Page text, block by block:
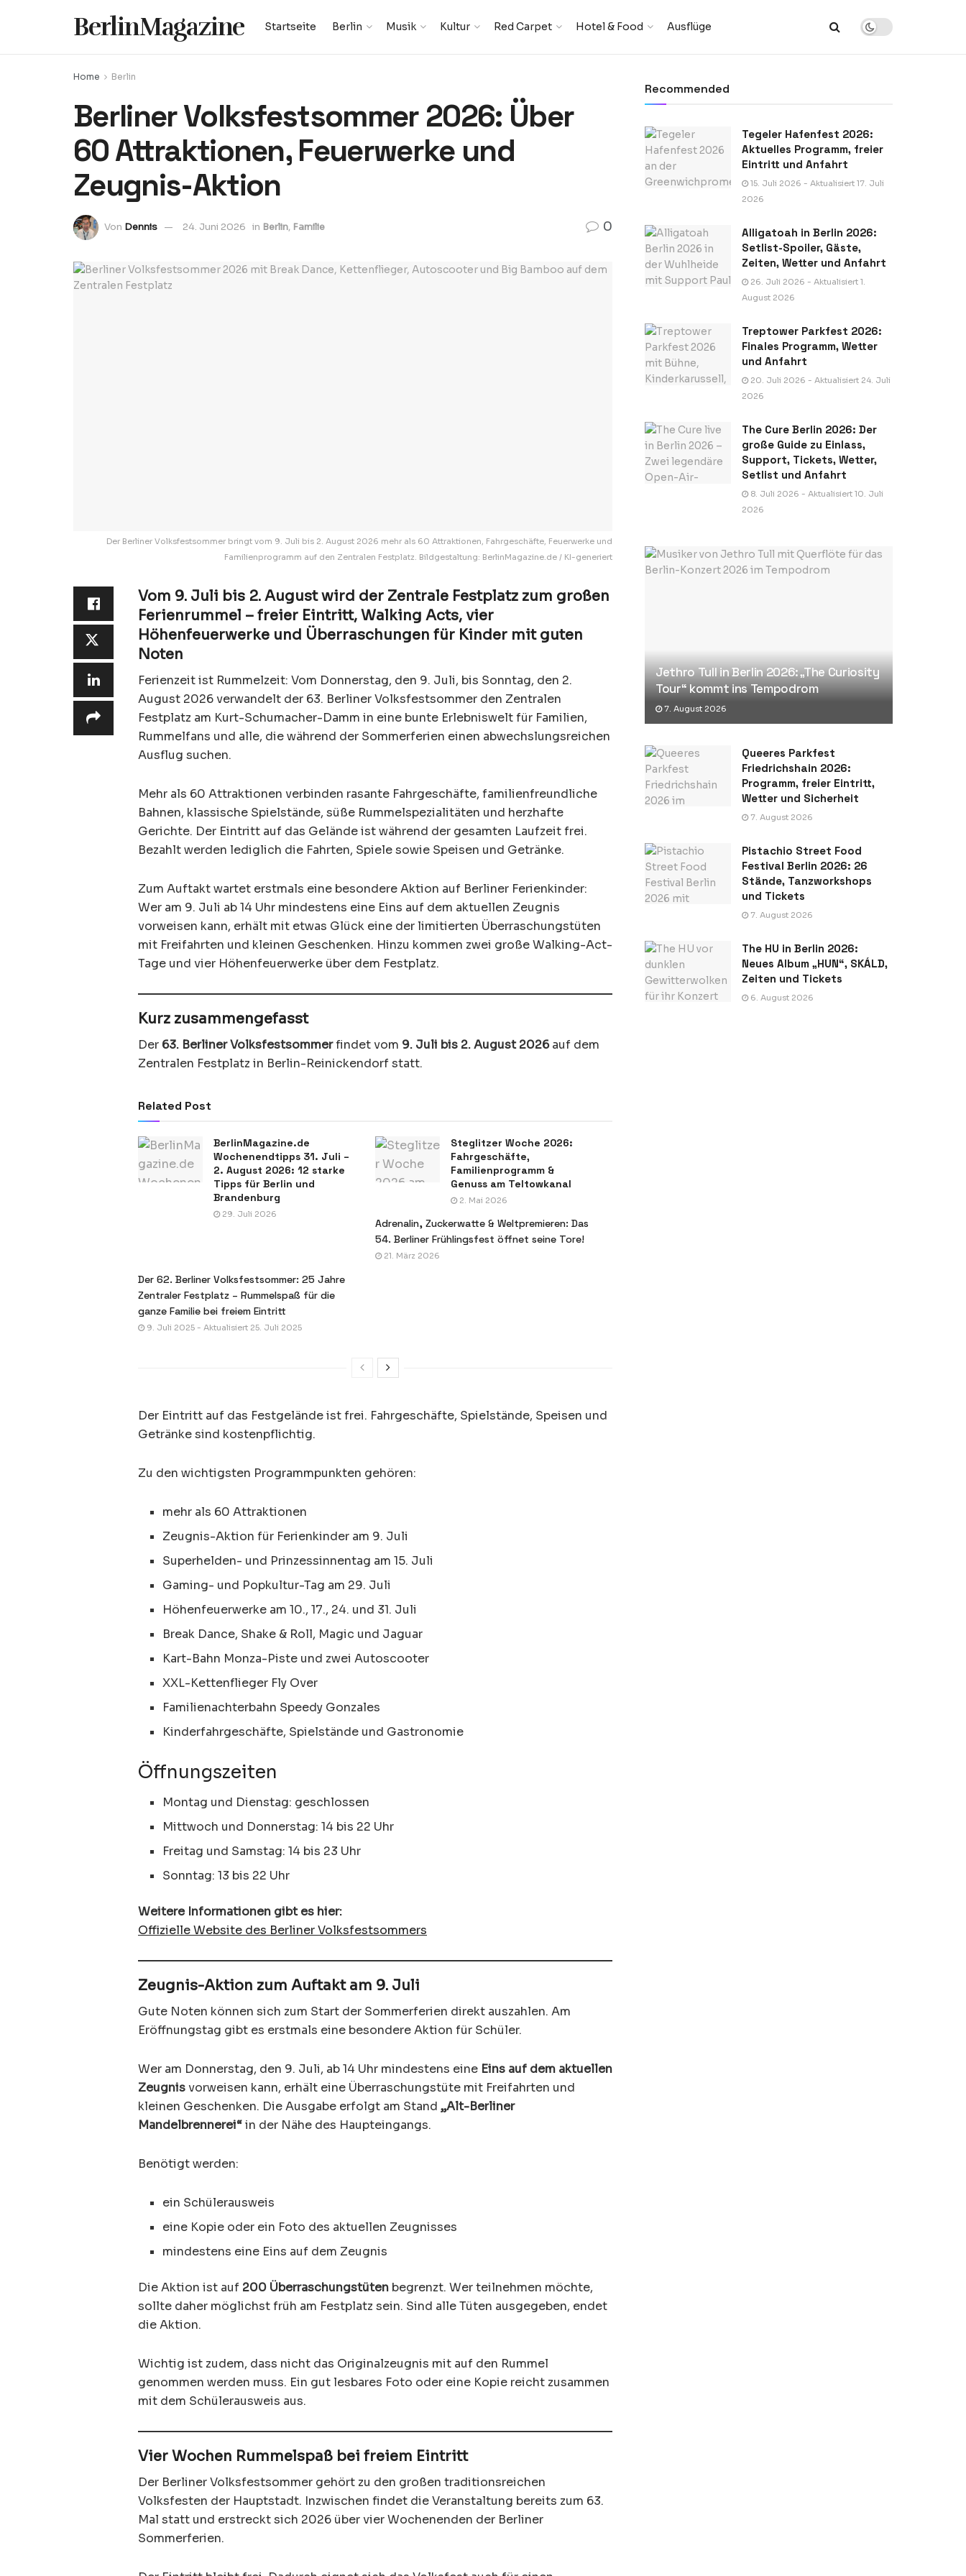
BerlinMagazine Startseite Berlin Musik Kultur Red Carpet Hotel & Food Ausflüge
Home Berlin
Berliner Volksfestsommer 2026: Über
60 Attraktionen, Feuerwerke und
Zeugnis-Aktion
Von Dennis 24. Juni 2026 in Berlin, Familie 0
Der Berliner Volksfestsommer bringt vom 9. Juli bis 2. August 2026 mehr als 60 Attraktionen, Fahrgeschäfte, Feuerwerke und
Familienprogramm auf den Zentralen Festplatz. Bildgestaltung: BerlinMagazine.de / KI-generiert
Vom 9. Juli bis 2. August wird der Zentrale Festplatz zum großen
Ferienrummel – freier Eintritt, Walking Acts, vier
Höhenfeuerwerke und Überraschungen für Kinder mit guten
Noten
Ferienzeit ist Rummelzeit: Vom Donnerstag, den 9. Juli, bis Sonntag, den 2.
August 2026 verwandelt der 63. Berliner Volksfestsommer den Zentralen
Festplatz am Kurt-Schumacher-Damm in eine bunte Erlebniswelt für Familien,
Rummelfans und alle, die während der Sommerferien einen abwechslungsreichen
Ausflug suchen.
Mehr als 60 Attraktionen verbinden rasante Fahrgeschäfte, familienfreundliche
Bahnen, klassische Spielstände, süße Rummelspezialitäten und herzhafte
Gerichte. Der Eintritt auf das Gelände ist während der gesamten Laufzeit frei.
Bezahlt werden lediglich die Fahrten, Spiele sowie Speisen und Getränke.
Zum Auftakt wartet erstmals eine besondere Aktion auf Berliner Ferienkinder:
Wer am 9. Juli ab 14 Uhr mindestens eine Eins auf dem aktuellen Zeugnis
vorweisen kann, erhält mit etwas Glück eine der limitierten Überraschungstüten
mit Freifahrten und kleinen Geschenken. Hinzu kommen zwei große Walking-Act-
Tage und vier Höhenfeuerwerke über dem Festplatz.
Kurz zusammengefasst
Der 63. Berliner Volksfestsommerfindet vom 9. Juli bis 2. August 2026auf dem
Zentralen Festplatz in Berlin-Reinickendorf statt.
Related Post
BerlinMagazine.de
Wochenendtipps 31. Juli –
2. August 2026: 12 starke
Tipps für Berlin und
Brandenburg
29. Juli 2026
Steglitzer Woche 2026:
Fahrgeschäfte,
Familienprogramm &
Genuss am Teltowkanal
2. Mai 2026
Adrenalin, Zuckerwatte & Weltpremieren: Das
54. Berliner Frühlingsfest öffnet seine Tore!
21. März 2026
Der 62. Berliner Volksfestsommer: 25 Jahre
Zentraler Festplatz – Rummelspaß für die
ganze Familie bei freiem Eintritt
9. Juli 2025 - Aktualisiert 25. Juli 2025
Der Eintritt auf das Festgelände ist frei. Fahrgeschäfte, Spielstände, Speisen und
Getränke sind kostenpflichtig.
Zu den wichtigsten Programmpunkten gehören:
mehr als 60 Attraktionen
Zeugnis-Aktion für Ferienkinder am 9. Juli
Superhelden- und Prinzessinnentag am 15. Juli
Gaming- und Popkultur-Tag am 29. Juli
Höhenfeuerwerke am 10., 17., 24. und 31. Juli
Break Dance, Shake & Roll, Magic und Jaguar
Kart-Bahn Monza-Piste und zwei Autoscooter
XXL-Kettenflieger Fly Over
Familienachterbahn Speedy Gonzales
Kinderfahrgeschäfte, Spielstände und Gastronomie
Öffnungszeiten
Montag und Dienstag: geschlossen
Mittwoch und Donnerstag: 14 bis 22 Uhr
Freitag und Samstag: 14 bis 23 Uhr
Sonntag: 13 bis 22 Uhr
Weitere Informationen gibt es hier:
Offizielle Website des Berliner Volksfestsommers
Zeugnis-Aktion zum Auftakt am 9. Juli
Gute Noten können sich zum Start der Sommerferien direkt auszahlen. Am
Eröffnungstag gibt es erstmals eine besondere Aktion für Schüler.
Wer am Donnerstag, den 9. Juli, ab 14 Uhr mindestens eine Eins auf dem aktuellen
Zeugnisvorweisen kann, erhält eine Überraschungstüte mit Freifahrten und
kleinen Geschenken. Die Ausgabe erfolgt am Stand „Alt-Berliner
Mandelbrennerei“in der Nähe des Haupteingangs.
Benötigt werden:
ein Schülerausweis
eine Kopie oder ein Foto des aktuellen Zeugnisses
mindestens eine Eins auf dem Zeugnis
Die Aktion ist auf 200 Überraschungstüten begrenzt. Wer teilnehmen möchte,
sollte daher möglichst früh am Festplatz sein. Sind alle Tüten ausgegeben, endet
die Aktion.
Wichtig ist zudem, dass nicht das Originalzeugnis mit auf den Rummel
genommen werden muss. Ein gut lesbares Foto oder eine Kopie reicht zusammen
mit dem Schülerausweis aus.
Vier Wochen Rummelspaß bei freiem Eintritt
Der Berliner Volksfestsommer gehört zu den großen traditionsreichen
Volksfesten der Hauptstadt. Inzwischen findet die Veranstaltung bereits zum 63.
Mal statt und erstreckt sich 2026 über vier Wochenenden der Berliner
Sommerferien.
Recommended
Tegeler Hafenfest 2026:
Aktuelles Programm, freier
Eintritt und Anfahrt
15. Juli 2026 - Aktualisiert 17. Juli
2026
Alligatoah in Berlin 2026:
Setlist-Spoiler, Gäste,
Zeiten, Wetter und Anfahrt
26. Juli 2026 - Aktualisiert 1.
August 2026
Treptower Parkfest 2026:
Finales Programm, Wetter
und Anfahrt
20. Juli 2026 - Aktualisiert 24. Juli
2026
The Cure Berlin 2026: Der
große Guide zu Einlass,
Support, Tickets, Wetter,
Setlist und Anfahrt
8. Juli 2026 - Aktualisiert 10. Juli
2026
Jethro Tull in Berlin 2026: „The Curiosity
Tour“ kommt ins Tempodrom
7. August 2026
Queeres Parkfest
Friedrichshain 2026:
Programm, freier Eintritt,
Wetter und Sicherheit
7. August 2026
Pistachio Street Food
Festival Berlin 2026: 26
Stände, Tanzworkshops
und Tickets
7. August 2026
The HU in Berlin 2026:
Neues Album „HUN“, SKÁLD,
Zeiten und Tickets
6. August 2026